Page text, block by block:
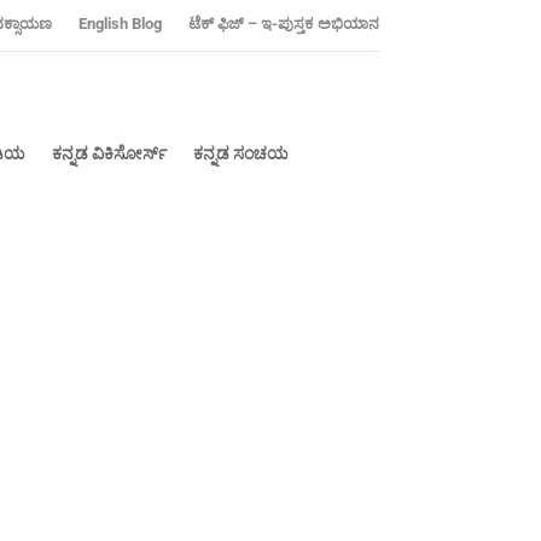
‍English Blog ಟೆಕ್ ಫಿಜ್ – ಇ-ಪುಸ್ತಕ ಅಭಿಯಾನ
ಕನ್ನಡ ವಿಕಿಸೋರ್ಸ್ ಕನ್ನಡ ಸಂಚಯ